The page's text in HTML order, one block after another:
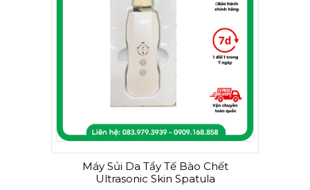
Máy Sủi Da Tẩy Tế Bào Chết
Ultrasonic Skin Spatula